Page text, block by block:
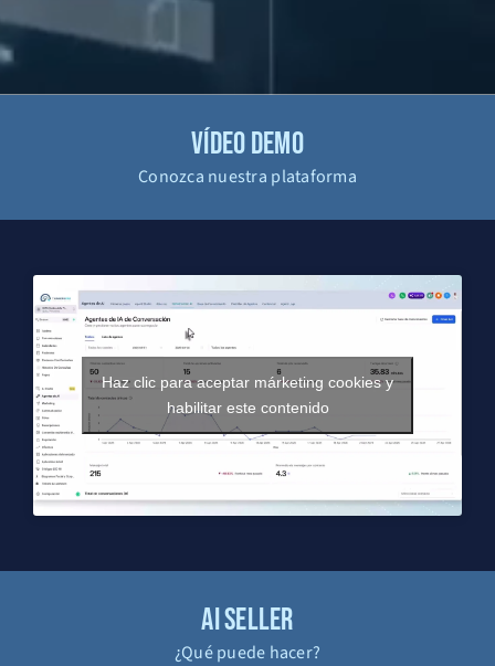
VÍDEO DEMO
Conozca nuestra plataforma
Haz clic para aceptar márketing cookies y
habilitar este contenido
AI SELLER
¿Qué puede hacer?